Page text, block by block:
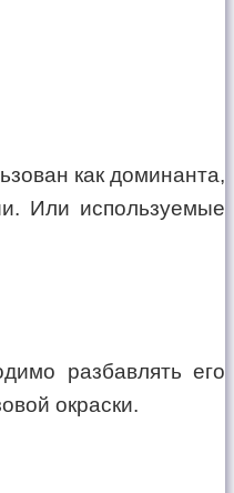
как доминанта,
Или используемые
разбавлять его
окраски.